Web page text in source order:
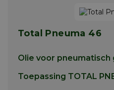
Total Pneuma 46
Olie voor pneumatisch
Toepassing TOTAL